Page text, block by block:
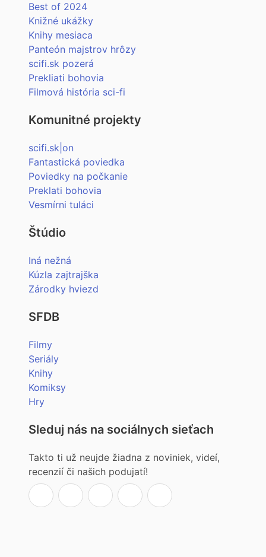
Best of 2024
Knižné ukážky
Knihy mesiaca
Panteón majstrov hrôzy
scifi.sk pozerá
Prekliati bohovia
Filmová história sci-fi
Komunitné projekty
scifi.sk|on
Fantastická poviedka
Poviedky na počkanie
Preklati bohovia
Vesmírni tuláci
Štúdio
Iná nežná
Kúzla zajtrajška
Zárodky hviezd
SFDB
Filmy
Seriály
Knihy
Komiksy
Hry
Sleduj nás na sociálnych sieťach
Takto ti už neujde žiadna z noviniek, videí,
recenzií či našich podujatí!